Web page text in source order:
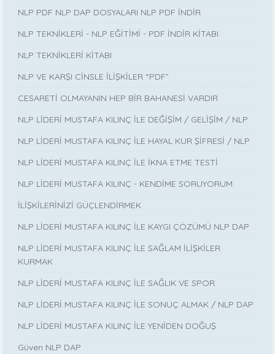
NLP PDF NLP DAP DOSYALARI NLP PDF İNDİR
NLP TEKNİKLERİ - NLP EĞİTİMİ - PDF İNDİR KİTABI
NLP TEKNİKLERİ KİTABI
NLP VE KARŞI CİNSLE İLİŞKİLER “PDF”
CESARETİ OLMAYANIN HEP BİR BAHANESİ VARDIR
NLP LİDERİ MUSTAFA KILINÇ İLE DEĞİŞİM / GELİŞİM / NLP
NLP LİDERİ MUSTAFA KILINÇ İLE HAYAL KUR ŞİFRESİ / NLP
NLP LİDERİ MUSTAFA KILINÇ İLE İKNA ETME TESTİ
NLP LİDERİ MUSTAFA KILINÇ - KENDİME SORUYORUM
İLİŞKİLERİNİZİ GÜÇLENDİRMEK
NLP LİDERİ MUSTAFA KILINÇ İLE KAYGI ÇÖZÜMÜ NLP DAP
NLP LİDERİ MUSTAFA KILINÇ İLE SAĞLAM İLİŞKİLER
KURMAK
NLP LİDERİ MUSTAFA KILINÇ İLE SAĞLIK VE SPOR
NLP LİDERİ MUSTAFA KILINÇ İLE SONUÇ ALMAK / NLP DAP
NLP LİDERİ MUSTAFA KILINÇ İLE YENİDEN DOĞUŞ
Güven NLP DAP